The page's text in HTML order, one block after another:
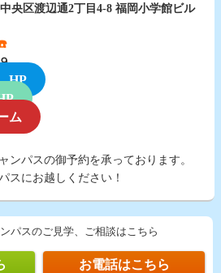
央区渡辺通2丁目4-8 福岡小学館ビル
HP
ム
ンパスの御予約を承っております。
スにお越しください！
パスのご見学、ご相談はこちら
お電話はこちら